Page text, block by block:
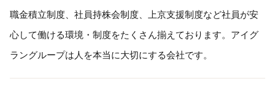
職金積立制度、社員持株会制度、上京支援制度など社員が安
心して働ける環境・制度をたくさん揃えております。アイグ
ラングループは人を本当に大切にする会社です。